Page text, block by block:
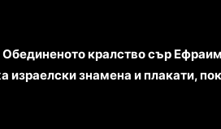
Обединеното кралство сър
израелски знамена и плакати,